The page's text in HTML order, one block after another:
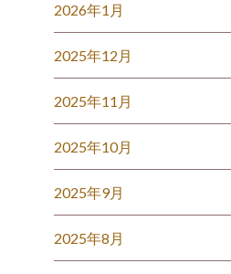
2026年1月
2025年12月
2025年11月
2025年10月
2025年9月
2025年8月